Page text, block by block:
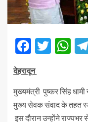
देहरादून
मुख्यमंत्री पुष्कर सिंह
मुख्य सेवक संवाद के तहत
इस दौरान उन्होंने